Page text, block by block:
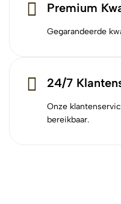
Premium
Gegarandeerde
24/7
Onze
bereikbaar.